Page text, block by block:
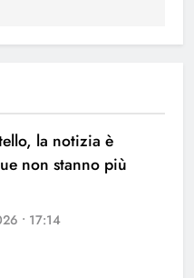
la notizia è
non stanno più
• 17:14